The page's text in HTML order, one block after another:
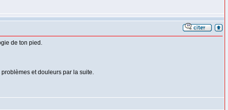
de ton pied.
et douleurs par la suite.